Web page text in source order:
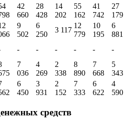
42
660
28
428
14
202
55
162
41
742
27
179
9
502
6
250
3 117
12
779
10
195
6
881
- - - - -
-
7
036
4
269
2
338
8
890
7
668
5
343
6
450
3
931
2
152
7
333
6
622
4
590
средств